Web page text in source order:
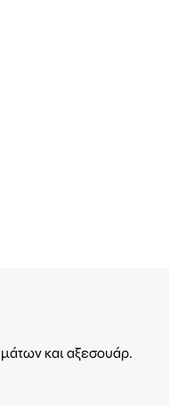
και αξεσουάρ.